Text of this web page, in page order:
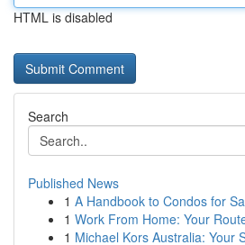
HTML is disabled
Search
Published News
1 A Handbook to Condos for
1 Work From Home: Your
1 Michael Kors Australia: Your